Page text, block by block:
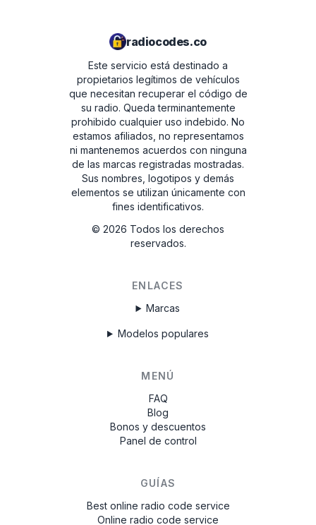
radiocodes.co
Este servicio está destinado a
propietarios legítimos de vehículos
que necesitan recuperar el código de
su radio. Queda terminantemente
prohibido cualquier uso indebido. No
estamos afiliados, no representamos
ni mantenemos acuerdos con ninguna
de las marcas registradas mostradas.
Sus nombres, logotipos y demás
elementos se utilizan únicamente con
fines identificativos.
© 2026 Todos los derechos
reservados.
ENLACES
Marcas
Modelos populares
MENÚ
FAQ
Blog
Bonos y descuentos
Panel de control
GUÍAS
Best online radio code service
Online radio code service